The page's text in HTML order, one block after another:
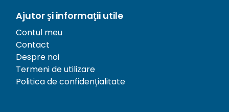
Ajutor și informații utile
Contul meu
Contact
Despre noi
Termeni de utilizare
Politica de confidențialitate